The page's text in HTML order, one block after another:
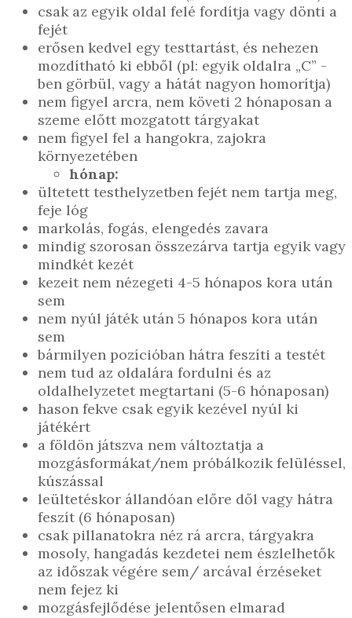
csak az egyik oldal felé fordítja vagy dönti a
fejét
erősen kedvel egy testtartást, és nehezen
mozdítható ki ebből (pl: egyik oldalra „C” -
ben görbül, vagy a hátát nagyon homorítja)
nem figyel arcra, nem követi 2 hónaposan a
szeme előtt mozgatott tárgyakat
nem figyel fel a hangokra, zajokra
környezetében
hónap:
ültetett testhelyzetben fejét nem tartja meg,
feje lóg
markolás, fogás, elengedés zavara
mindig szorosan összezárva tartja egyik vagy
mindkét kezét
kezeit nem nézegeti 4-5 hónapos kora után
sem
nem nyúl játék után 5 hónapos kora után
sem
bármilyen pozícióban hátra feszíti a testét
nem tud az oldalára fordulni és az
oldalhelyzetet megtartani (5-6 hónaposan)
hason fekve csak egyik kezével nyúl ki
játékért
a földön játszva nem változtatja a
mozgásformákat/nem próbálkozik felüléssel,
kúszással
leültetéskor állandóan előre dől vagy hátra
feszít (6 hónaposan)
csak pillanatokra néz rá arcra, tárgyakra
mosoly, hangadás kezdetei nem észlelhetők
az időszak végére sem/ arcával érzéseket
nem fejez ki
mozgásfejlődése jelentősen elmarad